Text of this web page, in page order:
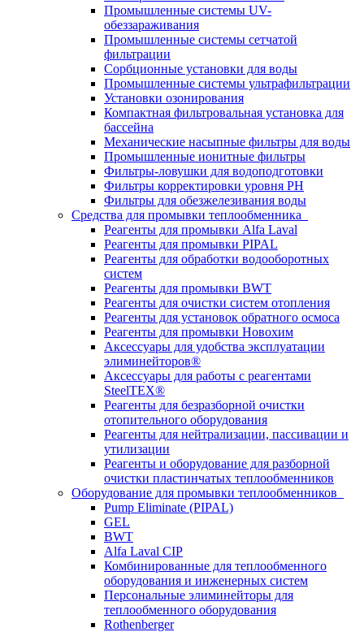
Промышленные системы UV-
обеззараживания
Промышленные системы сетчатой
фильтрации
Сорбционные установки для воды
Промышленные системы ультрафильтрации
Установки озонирования
Компактная фильтровальная установка для
бассейна
Механические насыпные фильтры для воды
Промышленные ионитные фильтры
Фильтры-ловушки для водоподготовки
Фильтры корректировки уровня PH
Фильтры для обезжелезивания воды
Средства для промывки теплообменника
Реагенты для промывки Alfa Laval
Реагенты для промывки PIPAL
Реагенты для обработки водооборотных
систем
Реагенты для промывки BWT
Реагенты для очистки систем отопления
Реагенты для установок обратного осмоса
Реагенты для промывки Новохим
Аксессуары для удобства эксплуатации
элиминейторов®
Аксессуары для работы с реагентами
SteelTEX®
Реагенты для безразборной очистки
отопительного оборудования
Реагенты для нейтрализации, пассивации и
утилизации
Реагенты и оборудование для разборной
очистки пластинчатых теплообменников
Оборудование для промывки теплообменников
Pump Eliminate (PIPAL)
GEL
BWT
Alfa Laval CIP
Комбинированные для теплообменного
оборудования и инженерных систем
Персональные элиминейторы для
теплообменного оборудования
Rothenberger